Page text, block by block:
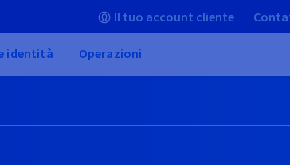
Il tuo account cliente
identità Operazioni